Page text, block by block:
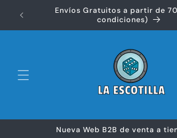
directamenteEnvíos Gratuitos a partir de
condiciones)
Nueva Web B2B de venta a